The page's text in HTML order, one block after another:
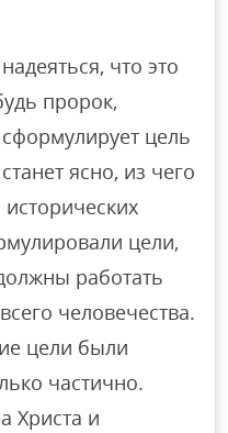
что это
пророк,
цель
ясно, из чего
цели,
работать
человечества.
цели были
частично.
Христа и